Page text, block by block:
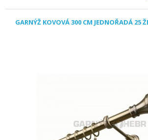
GARNÝŽ KOVOVÁ 300 CM JEDNOŘADÁ 25